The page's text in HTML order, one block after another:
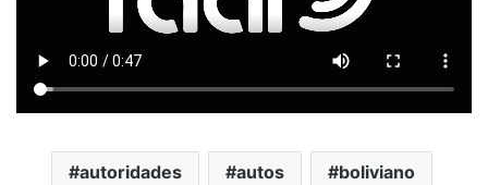
autoridades autos boliviano